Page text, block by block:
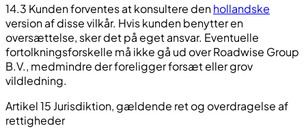
14.3 Kunden forventes at konsultere denhollandske
version af disse vilkår. Hvis kunden benytter en
oversættelse, sker det på eget ansvar. Eventuelle
fortolkningsforskelle må ikke gå ud over Roadwise Group
B.V., medmindre der foreligger forsæt eller grov
vildledning.
Artikel 15 Jurisdiktion, gældende ret og overdragelse af
rettigheder